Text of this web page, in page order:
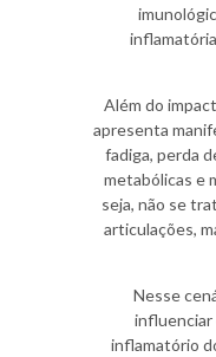
Além do
apresenta
fadiga, perda
metabólicas e
seja, não se
articulações,
Nesse
inflamatório